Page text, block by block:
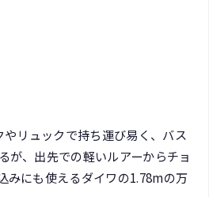
リュックで持ち運び易く、バス
が、出先での軽いルアーからチョ
みにも使えるダイワの1.78mの万